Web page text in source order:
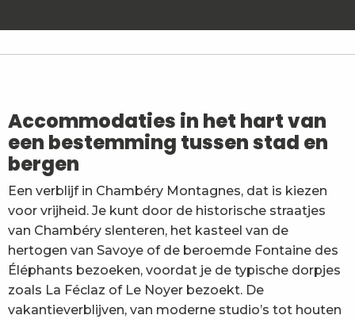
Les Mésanges - Mme Jaccaz
La Cheminée - Appartement 4 personnes - Lentes
Chalet Christiania 6 pers
Chalet Les Airelles
Chalet Ohlala
Le Nichoir
L'Orée des Bois
La Fruitière n°3 - Le Rossanaz - M.Bollard
Accommodaties in het hart van
een bestemming tussen stad en
bergen
Een verblijf in Chambéry Montagnes, dat is kiezen
voor vrijheid. Je kunt door de historische straatjes
van Chambéry slenteren, het kasteel van de
hertogen van Savoye of de beroemde Fontaine des
Éléphants bezoeken, voordat je de typische dorpjes
zoals La Féclaz of Le Noyer bezoekt. De
vakantieverblijven, van moderne studio’s tot houten